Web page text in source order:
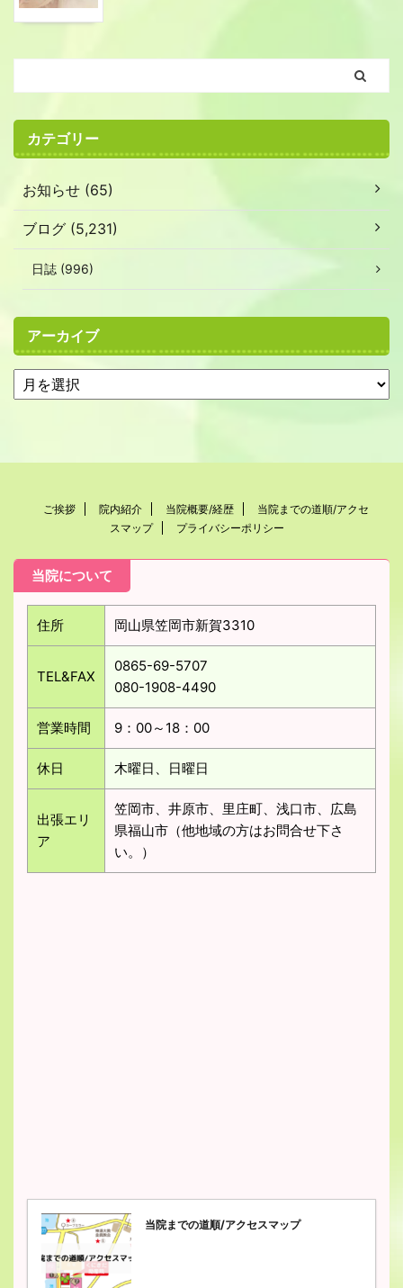
カテゴリー
お知らせ (65)
ブログ (5,231)
日誌 (996)
アーカイブ
ご挨拶 院内紹介 当院概要/経歴
当院までの道順/アクセ
スマップ
プライバシーポリシー
当院について
住所 岡山県笠岡市新賀3310
TEL&FAX
0865-69-5707
080-1908-4490
営業時間 9：00～18：00
休日 木曜日、日曜日
出張エリ
ア
笠岡市、井原市、里庄町、浅口市、広島
県福山市（他地域の方はお問合せ下さ
い。）
当院までの道順/アクセスマップ